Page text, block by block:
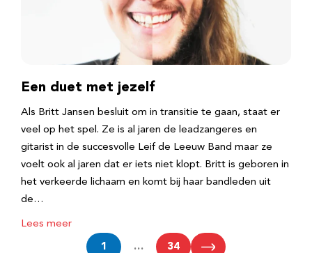
Een duet met jezelf
Als Britt Jansen besluit om in transitie te gaan, staat er
veel op het spel. Ze is al jaren de leadzangeres en
gitarist in de succesvolle Leif de Leeuw Band maar ze
voelt ook al jaren dat er iets niet klopt. Britt is geboren in
het verkeerde lichaam en komt bij haar bandleden uit
de…
Lees meer
1 … 34